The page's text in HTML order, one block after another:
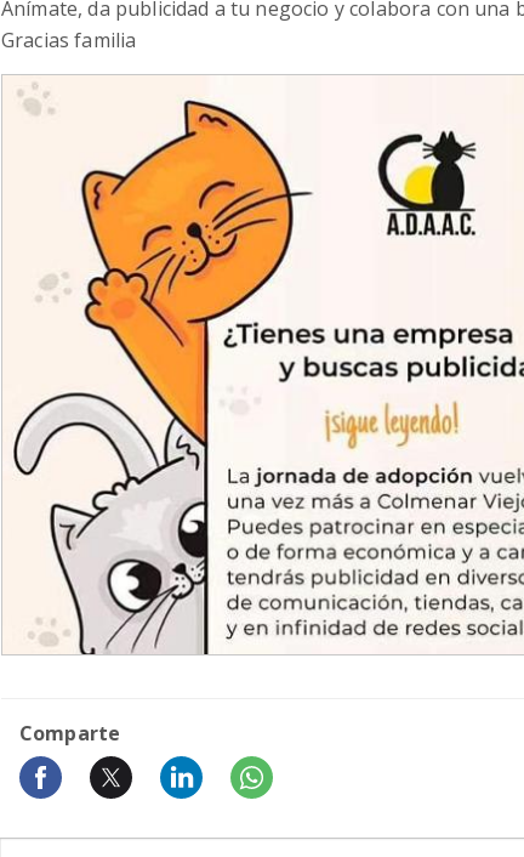
Anímate, da publicidad a tu negocio y colabora con una
Gracias familia
Comparte